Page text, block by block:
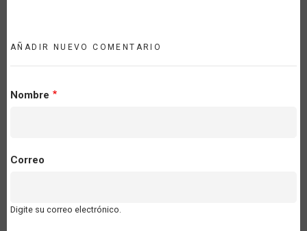
AÑADIR NUEVO COMENTARIO
Nombre
Correo
Digite su correo electrónico.